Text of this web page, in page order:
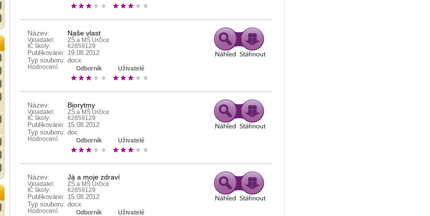
Název: Naše vlast
Vkladatel:
ZŠ a MŠ Určice
IČ školy:
62859129
Publikováno: 19.08.2012
Typ souboru: docx
Hodnocení: Odborník Uživatelé
Název: Biorytmy
Vkladatel:
ZŠ a MŠ Určice
IČ školy:
62859129
Publikováno: 15.08.2012
Typ souboru: doc
Hodnocení: Odborník Uživatelé
Název: Já a moje zdraví
Vkladatel:
ZŠ a MŠ Určice
IČ školy:
62859129
Publikováno: 15.08.2012
Typ souboru: docx
Hodnocení: Odborník Uživatelé